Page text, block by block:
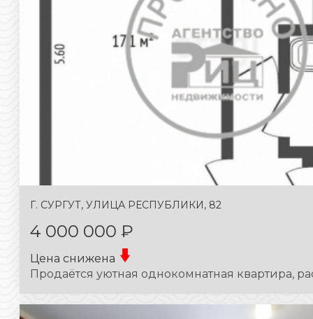
Г. СУРГУТ, УЛИЦА РЕСПУБЛИКИ, 82
4 000 000 ₽
Цена снижена
Продаётся уютная однокомнатная квартиpа,